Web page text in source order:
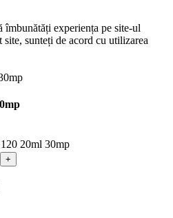
experiența pe site-ul
site, sunteți de acord cu utilizarea
20ml 30mp